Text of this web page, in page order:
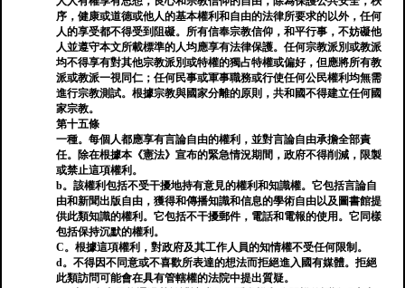
序，健康或道德或他人的基本權利和自由的法律所要求的以外，任何
人的享受都不得受到阻礙。所有信奉宗教信仰，和平行事，不妨礙他
人並遵守本文所載標準的人均應享有法律保護。任何宗教派別或教派
均不得享有對其他宗教派別或特權的獨占特權或偏好，但應將所有教
派或教派一視同仁；任何民事或軍事職務或行使任何​​公民權利均無需
進行宗教測試。根據宗教與國家分離的原則，共和國不得建立任何國
家宗教。
第十五條
一種。每個人都應享有言論自由的權利，並對言論自由承擔全部責
任。除在根據本《憲法》宣布的緊急情況期間，政府不得削減，限製
或禁止這項權利。
b。該權利包括不受干擾地持有意見的權利和知識權。它包括言論自
由和新聞出版自由，獲得和傳播知識和信息的學術自由以及圖書館提
供此類知識的權利。它包括不干擾郵件，電話和電報的使用。它同樣
包括保持沉默的權利。
C。根據這項權利，對政府及其工作人員的知情權不受任何限制。
d。不得因不同意或不喜歡所表達的想法而拒絕進入國有媒體。拒絕
此類訪問可能會在具有管轄權的法院中提出質疑。